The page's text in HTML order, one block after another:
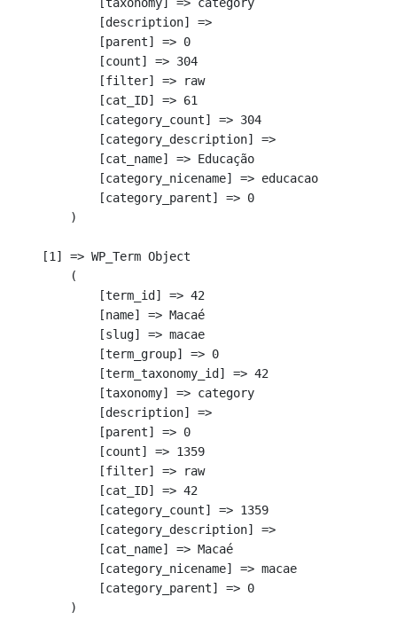
            [description] =>
            [parent] => 0
            [count] => 304
            [filter] => raw
            [cat_ID] => 61
            [category_count] => 304
            [category_description] =>
            [cat_name] => Educação
            [category_nicename] => educacao
            [category_parent] => 0
        )
    [1] => WP_Term Object
        (
            [term_id] => 42
            [name] => Macaé
            [slug] => macae
            [term_group] => 0
            [term_taxonomy_id] => 42
            [taxonomy] => category
            [description] =>
            [parent] => 0
            [count] => 1359
            [filter] => raw
            [cat_ID] => 42
            [category_count] => 1359
            [category_description] =>
            [cat_name] => Macaé
            [category_nicename] => macae
            [category_parent] => 0
        )